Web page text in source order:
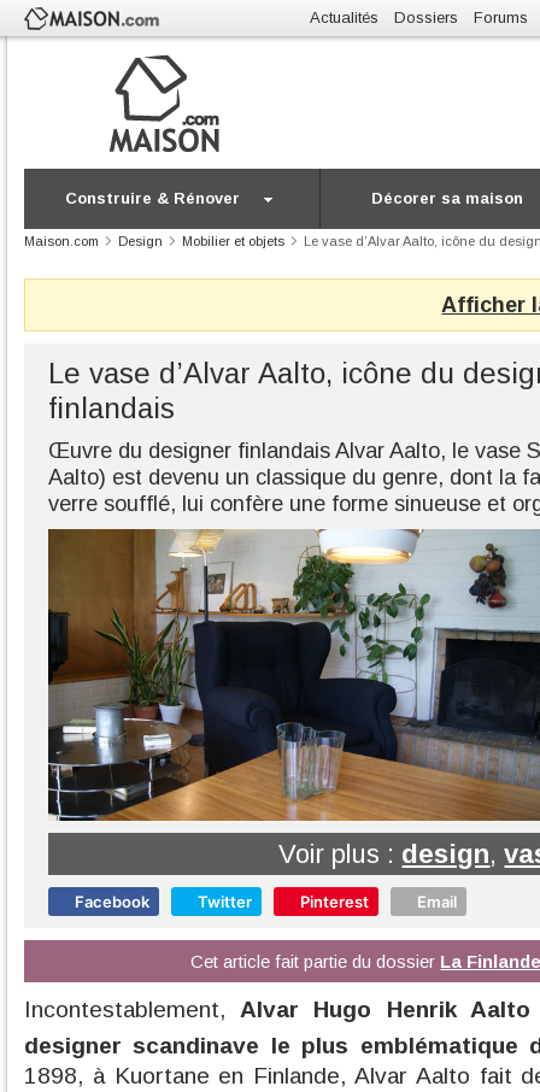
Actualités Dossiers Forums
Construire & Rénover Décorer sa maison
Maison.com Design Mobilier et objets Le vase d’Alvar Aalto, icône du
Afficher
Le vase d’Alvar Aalto, icône du
finlandais
Œuvre du designer finlandais Alvar Aalto, le vase
Aalto) est devenu un classique du genre, dont la
verre soufflé, lui confère une forme sinueuse et
Voir plus : design,
Facebook Twitter Pinterest Email
Cet article fait partie du dossier La
Incontestablement, Alvar Hugo Henrik
designer scandinave le plus emblématique
1898, à Kuortane en Finlande, Alvar Aalto fait